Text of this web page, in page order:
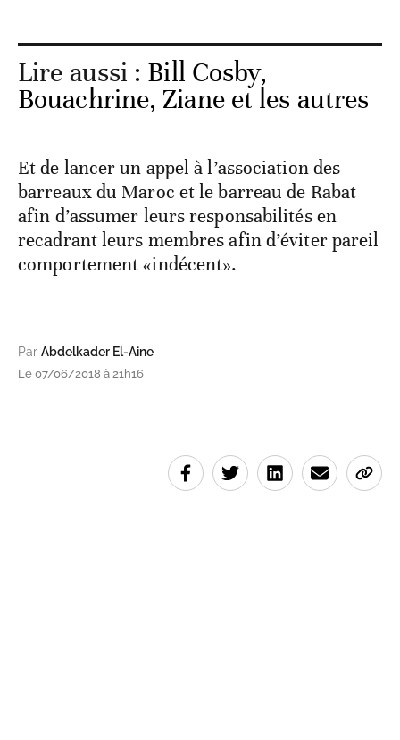
Lire aussi : Bill Cosby,
Bouachrine, Ziane et les autres
Et de lancer un appel à l’association des
barreaux du Maroc et le barreau de Rabat
afin d’assumer leurs responsabilités en
recadrant leurs membres afin d’éviter pareil
comportement «indécent».
Par Abdelkader El-Aine
Le 07/06/2018 à 21h16